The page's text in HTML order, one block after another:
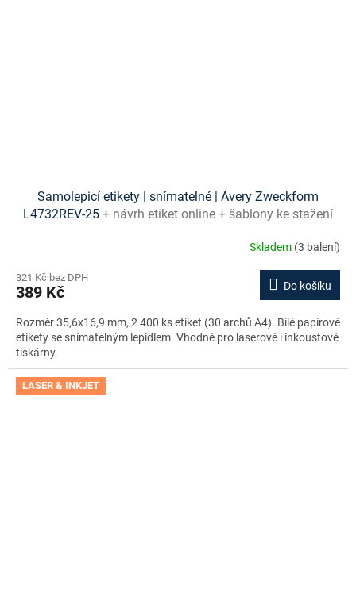
Samolepicí etikety | snímatelné | Avery Zweckform
L4732REV-25 + návrh etiket online + šablony ke stažení
Skladem (3 balení)
321 Kč bez DPH
389 Kč Do košíku
Rozměr 35,6x16,9 mm, 2 400 ks etiket (30 archů A4). Bílé papírové
etikety se snímatelným lepidlem. Vhodné pro laserové i inkoustové
tiskárny.
LASER & INKJET